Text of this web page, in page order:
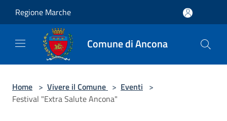
Regione Marche
Comune di Ancona
Home > Vivere il Comune > Eventi >
Festival "Extra Salute Ancona"